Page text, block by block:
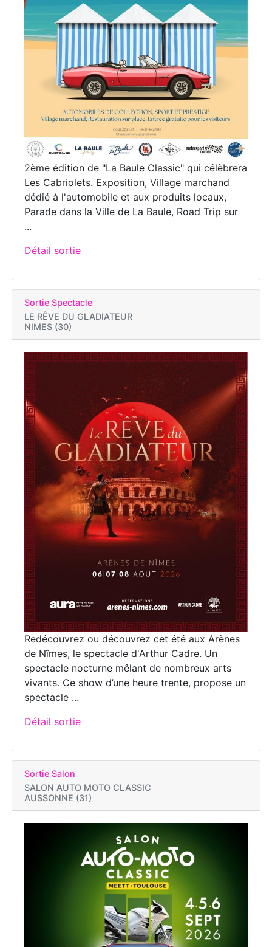
2ème édition de "La Baule Classic" qui célèbrera
Les Cabriolets. Exposition, Village marchand
dédié à l'automobile et aux produits locaux,
Parade dans la Ville de La Baule, Road Trip sur
...
Détail sortie
Sortie Spectacle
LE RÊVE DU GLADIATEUR
NIMES (30)
Redécouvrez ou découvrez cet été aux Arènes
de Nîmes, le spectacle d'Arthur Cadre. Un
spectacle nocturne mêlant de nombreux arts
vivants. Ce show d’une heure trente, propose un
spectacle ...
Détail sortie
Sortie Salon
SALON AUTO MOTO CLASSIC
AUSSONNE (31)